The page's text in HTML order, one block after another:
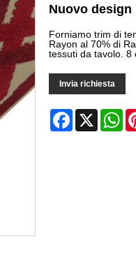
Nuovo
Forniamo trim di
Rayon al 70% di
tessuti da tavolo. 8
Invia richiesta
Facebook
X